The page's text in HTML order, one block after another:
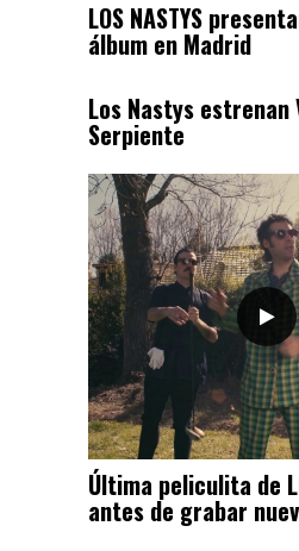
LOS NASTYS
álbum en Madrid
Los Nastys estrenan
Serpiente
Última peliculita de
antes de grabar